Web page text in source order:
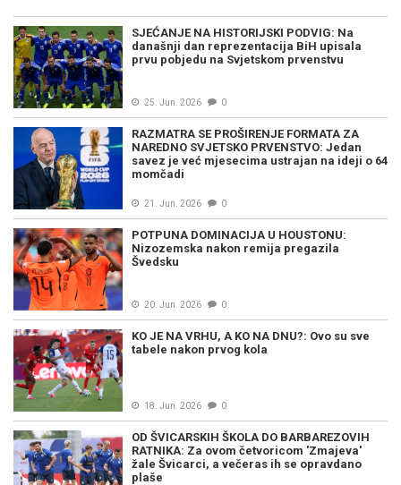
SJEĆANJE NA HISTORIJSKI PODVIG: Na
današnji dan reprezentacija BiH upisala
prvu pobjedu na Svjetskom prvenstvu
25. Jun. 2026 0
RAZMATRA SE PROŠIRENJE FORMATA ZA
NAREDNO SVJETSKO PRVENSTVO: Jedan
savez je već mjesecima ustrajan na ideji o 64
momčadi
21. Jun. 2026 0
POTPUNA DOMINACIJA U HOUSTONU:
Nizozemska nakon remija pregazila
Švedsku
20. Jun. 2026 0
KO JE NA VRHU, A KO NA DNU?: Ovo su sve
tabele nakon prvog kola
18. Jun. 2026 0
OD ŠVICARSKIH ŠKOLA DO BARBAREZOVIH
RATNIKA: Za ovom četvoricom 'Zmajeva'
žale Švicarci, a večeras ih se opravdano
plaše